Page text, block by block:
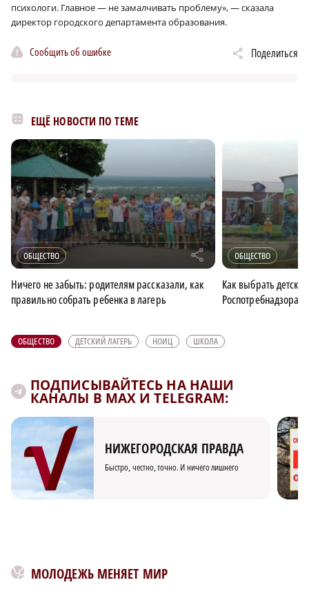
психологи. Главное — не замалчивать проблему», — сказала
директор городского департамента образования.
Сообщить об ошибке Поделиться
ЕЩЁ НОВОСТИ ПО ТЕМЕ
ОБЩЕСТВО r
Ничего не забыть: родителям рассказали, как
правильно собрать ребенка в лагерь
ОБЩЕСТВО
Как выбрать
Роспотребнадзора
ОБЩЕСТВО ДЕТСКИЙ ЛАГЕРЬ НОИЦ ШКОЛА
ПОДПИСЫВАЙТЕСЬ НА НАШИ
КАНАЛЫ В MAX И TELEGRAM:
НИЖЕГОРОДСКАЯ ПРАВДА
Быстро, честно, точно. И ничего лишнего
МОЛОДЕЖЬ МЕНЯЕТ МИР